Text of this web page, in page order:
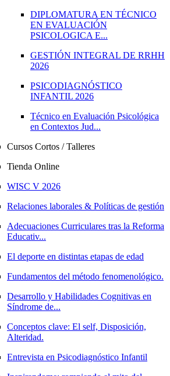
DIPLOMATURA EN TÉCNICO
EN EVALUACIÓN
PSICOLOGICA E...
GESTIÓN INTEGRAL DE RRHH
2026
PSICODIAGNÓSTICO
INFANTIL 2026
Técnico en Evaluación Psicológica
en Contextos Jud...
Cursos Cortos / Talleres
Tienda Online
WISC V 2026
Relaciones laborales & Políticas de gestión
Adecuaciones Curriculares tras la Reforma
Educativ...
El deporte en distintas etapas de edad
Fundamentos del método fenomenológico.
Desarrollo y Habilidades Cognitivas en
Síndrome de...
Conceptos clave: El self, Disposición,
Alteridad.
Entrevista en Psicodiagnóstico Infantil